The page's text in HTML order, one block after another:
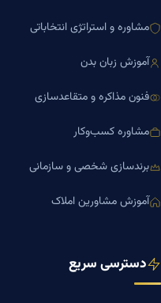
مشاوره و استراتژی انتخاباتی
آموزش زبان بدن
فنون مذاکره و متقاعدسازی
مشاوره کسب‌وکار
برندسازی شخصی و سازمانی
آموزش مشاورین املاک
دسترسی سریع